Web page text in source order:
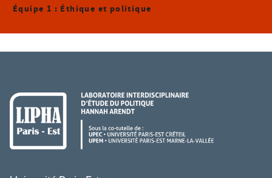
Équipe 1 : Éthique et politique